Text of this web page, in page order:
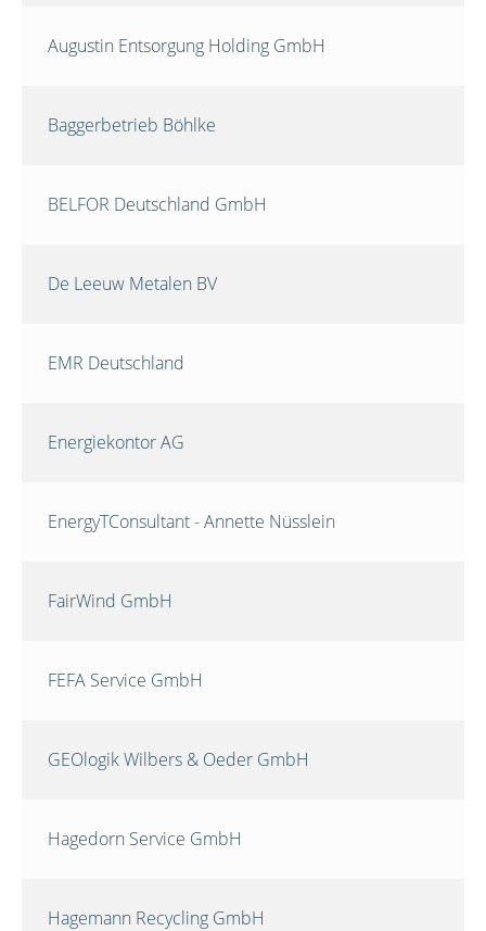
Augustin Entsorgung Holding GmbH
Baggerbetrieb Böhlke
BELFOR Deutschland GmbH
De Leeuw Metalen BV
EMR Deutschland
Energiekontor AG
EnergyTConsultant - Annette Nüsslein
FairWind GmbH
FEFA Service GmbH
GEOlogik Wilbers & Oeder GmbH
Hagedorn Service GmbH
Hagemann Recycling GmbH